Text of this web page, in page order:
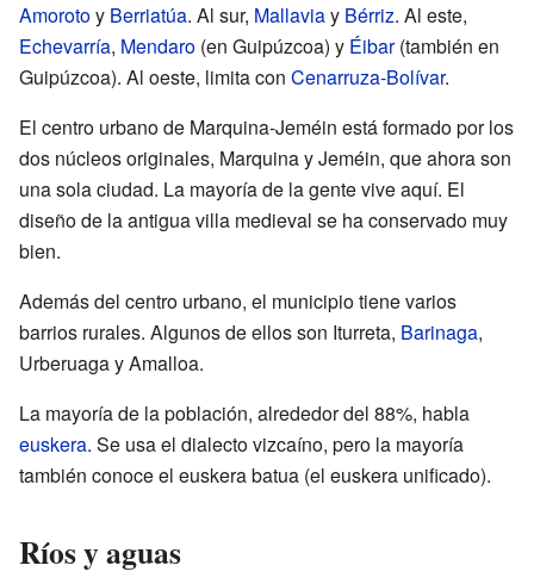
Amorotoy Berriatúa. Al sur, Mallaviay Bérriz. Al este,
Echevarría, Mendaro (en Guipúzcoa) y Éibar(también en
Guipúzcoa). Al oeste, limita con Cenarruza-Bolívar.
El centro urbano de Marquina-Jeméin está formado por los
dos núcleos originales, Marquina y Jeméin, que ahora son
una sola ciudad. La mayoría de la gente vive aquí. El
diseño de la antigua villa medieval se ha conservado muy
bien.
Además del centro urbano, el municipio tiene varios
barrios rurales. Algunos de ellos son Iturreta, Barinaga,
Urberuaga y Amalloa.
La mayoría de la población, alrededor del 88%, habla
euskera. Se usa el dialecto vizcaíno, pero la mayoría
también conoce el euskera batua (el euskera unificado).
Ríos y aguas